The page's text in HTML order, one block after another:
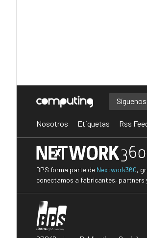
Síguenos
Nosotros Etiquetas Rss
BPS forma parte de Nextwork360,
conectamos a fabricantes, partners